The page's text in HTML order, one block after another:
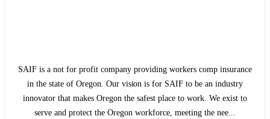
SAIF is a not for profit company providing workers comp insurance
in the state of Oregon. Our vision is for SAIF to be an industry
innovator that makes Oregon the safest place to work. We exist to
serve and protect the Oregon workforce, meeting the nee...